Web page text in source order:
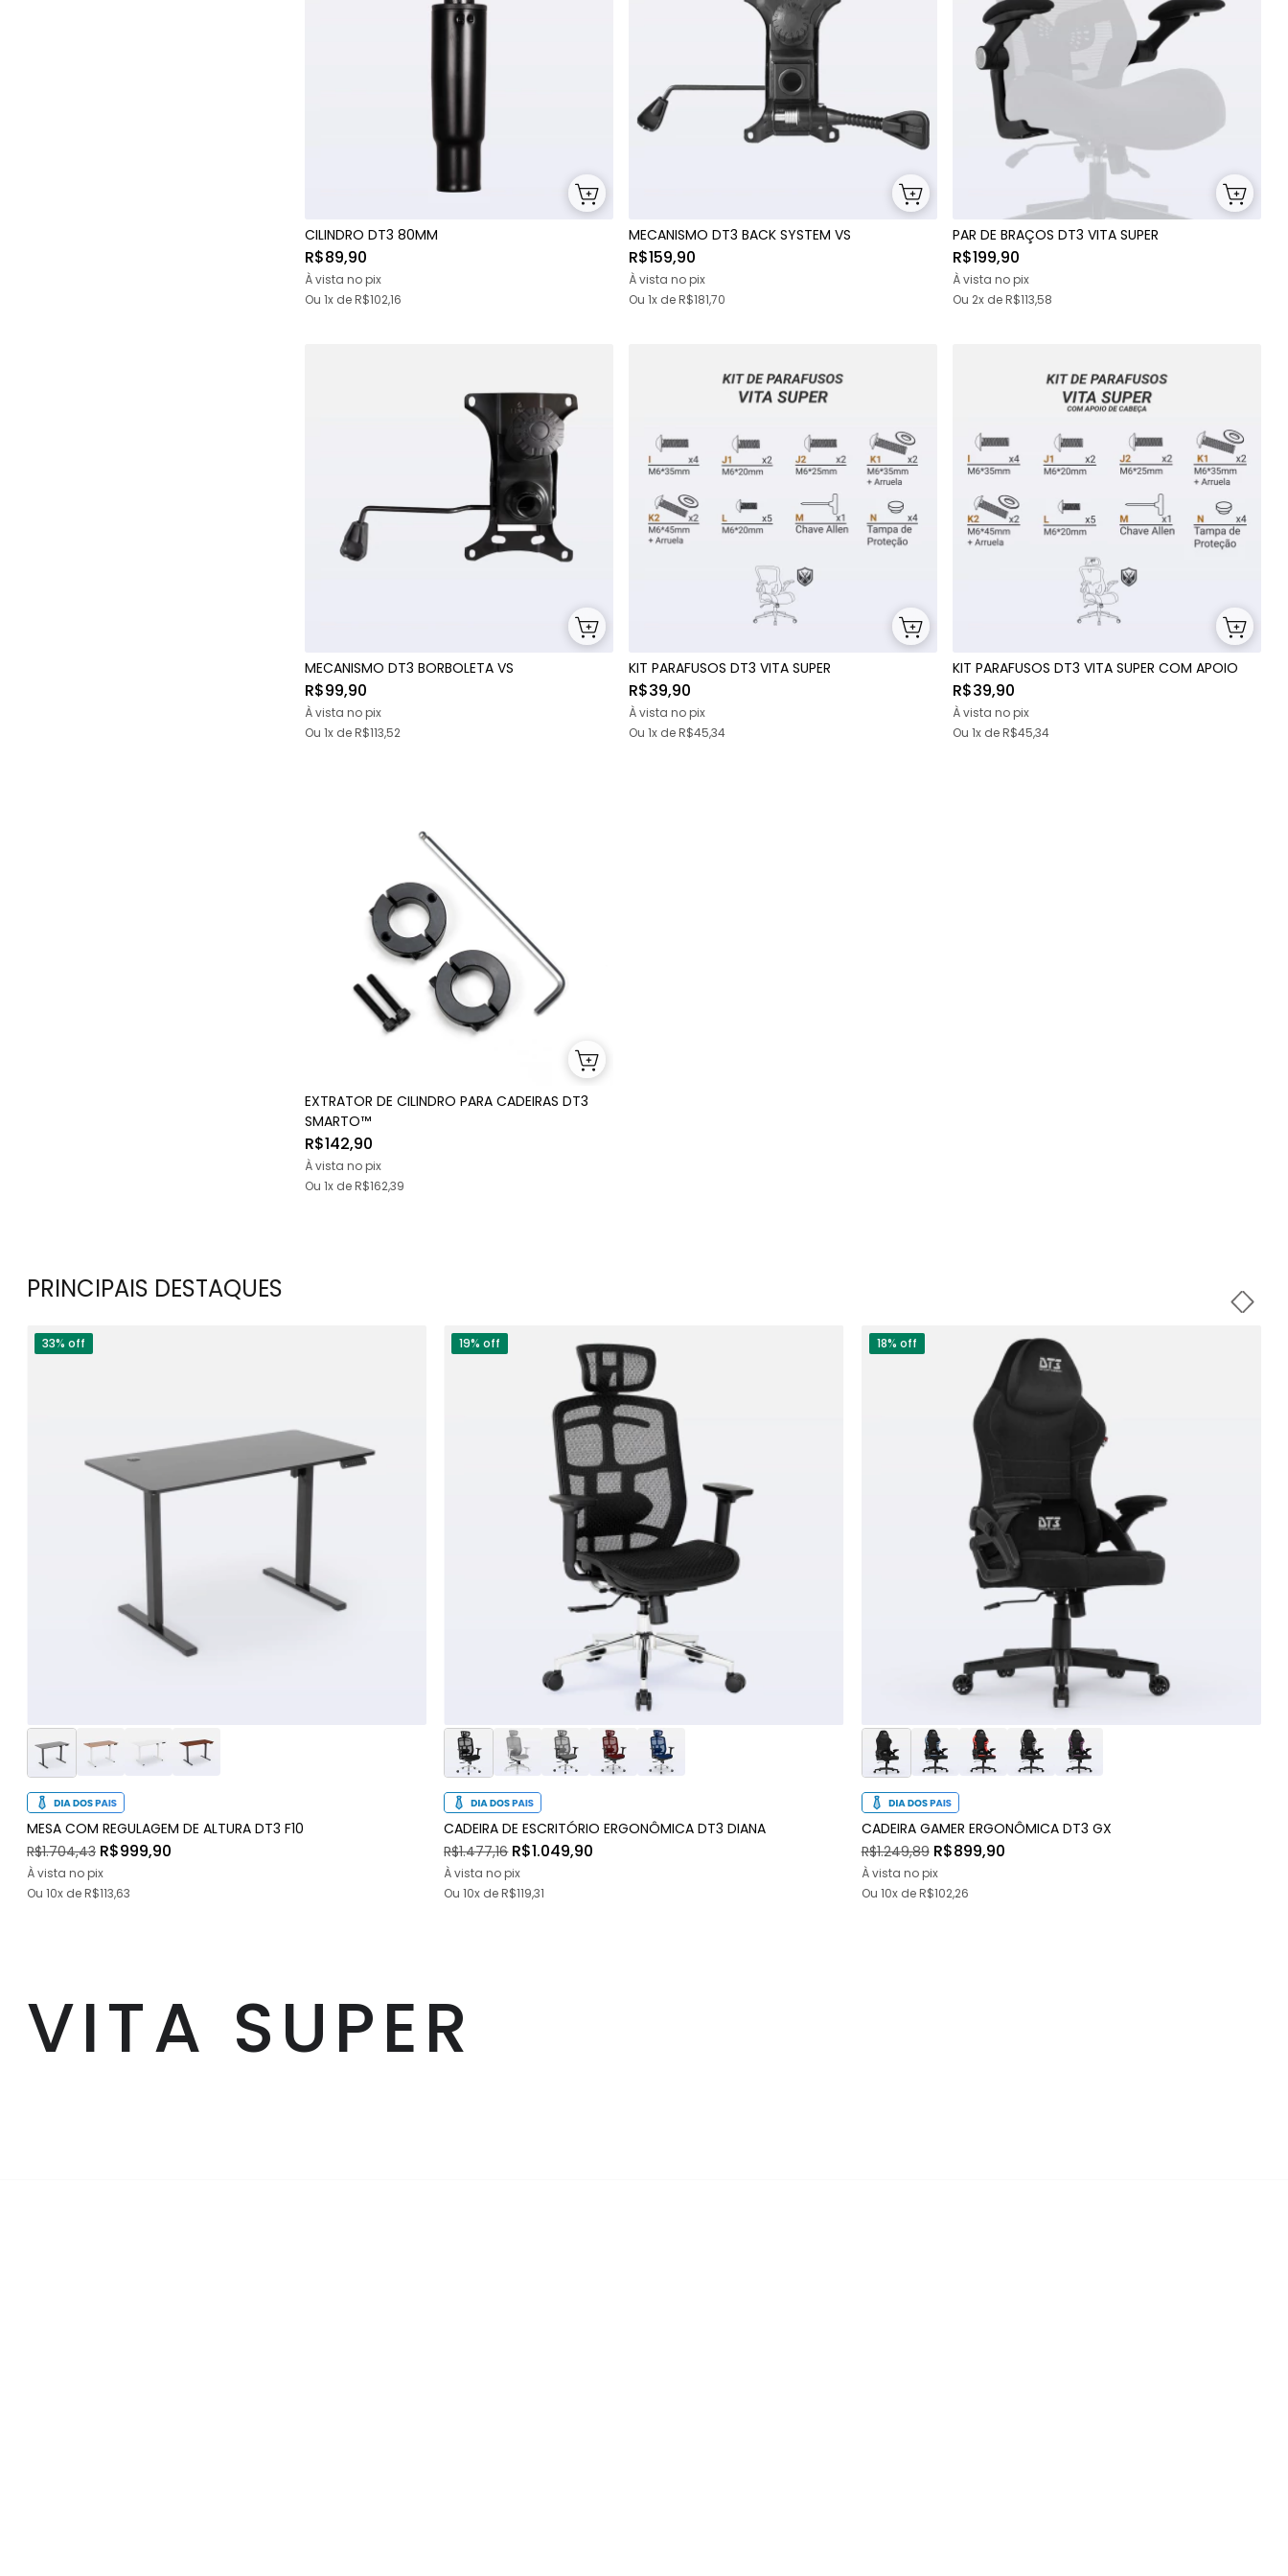
CILINDRO DT3 80MM
R$89,90
À vista no pix
Ou 1x deR$102,16
MECANISMO DT3 BACK SYSTEM VS
R$159,90
À vista no pix
Ou 1x deR$181,70
PAR DE BRAÇOS DT3 VITA SUPER
R$199,90
À vista no pix
Ou 2x deR$113,58
MECANISMO DT3 BORBOLETA VS
R$99,90
À vista no pix
Ou 1x deR$113,52
KIT PARAFUSOS DT3 VITA SUPER
R$39,90
À vista no pix
Ou 1x deR$45,34
KIT PARAFUSOS DT3 VITA SUPER COM APOIO
R$39,90
À vista no pix
Ou 1x deR$45,34
EXTRATOR DE CILINDRO PARA CADEIRAS DT3
SMARTO™
R$142,90
À vista no pix
Ou 1x deR$162,39
PRINCIPAIS DESTAQUES
MESA COM REGULAGEM DE ALTURA DT3 F10
R$1.704,43 R$999,90
33% off
À vista no pix
Ou 10x deR$113,63
CADEIRA DE ESCRITÓRIO ERGONÔMICA DT3 DIANA
R$1.477,16R$1.049,90
19% off
À vista no pix
Ou10x deR$119,31
CADEIRA GAMER ERGONÔMICA DT3 GX
R$1.249,89R$899,90
18% off
À vista no pix
Ou 10xdeR$102,26
VITA SUPER